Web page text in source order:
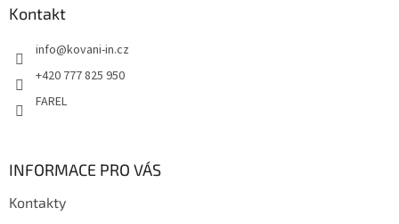
Kontakt
info@kovani-in.cz
+420 777 825 950
FAREL
INFORMACE PRO VÁS
Kontakty